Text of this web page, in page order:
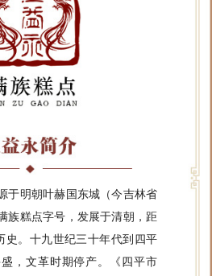
于明朝叶赫国东城（今吉林省
族糕点字号，发展于清朝，距
史。十九世纪三十年代到四平
，文革时期停产。《四平市